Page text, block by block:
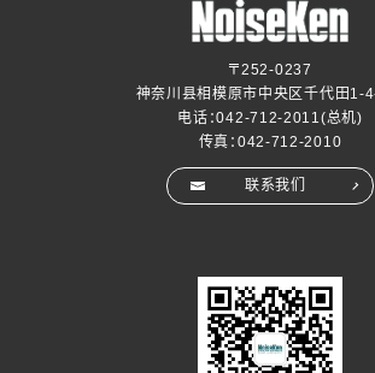
〒252-0237
神奈川县相模原市中央区千代田1-
电话：042-712-2011(总机)
传真：042-712-2010
联系我们